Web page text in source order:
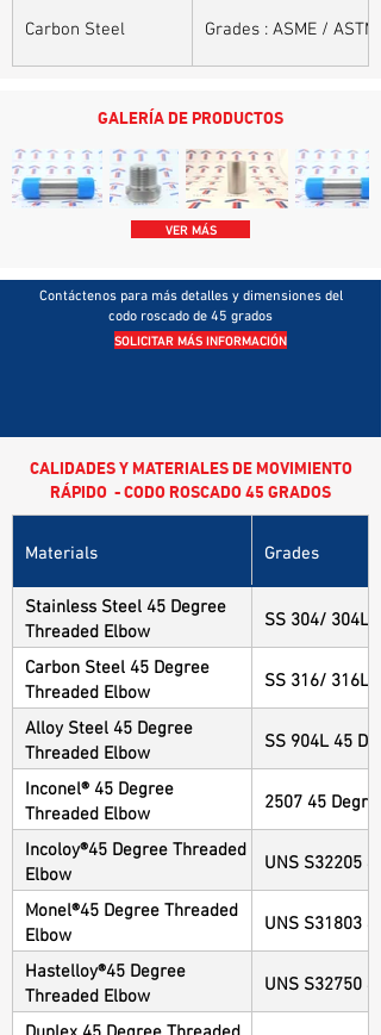
Carbon Steel Grades : ASME /
GALERÍA DE PRODUCTOS
VER MÁS
Contáctenos para más detalles y dimensiones del
codo roscado de 45 grados
SOLICITAR MÁS INFORMACIÓN
CALIDADES Y MATERIALES DE MOVIMIENTO
RÁPIDO - CODO ROSCADO 45 GRADOS
Materials Grades
Stainless Steel 45 Degree
Threaded Elbow
SS 304/ 304L
Carbon Steel 45 Degree
Threaded Elbow
SS 316/ 316L
Alloy Steel 45 Degree
Threaded Elbow
SS 904L 45
Inconel® 45 Degree
Threaded Elbow
2507 45
Incoloy®45 Degree Threaded
Elbow
UNS S32205
Monel®45 Degree Threaded
Elbow
UNS S31803
Hastelloy®45 Degree
Threaded Elbow
UNS S32750
Duplex 45 Degree Threaded